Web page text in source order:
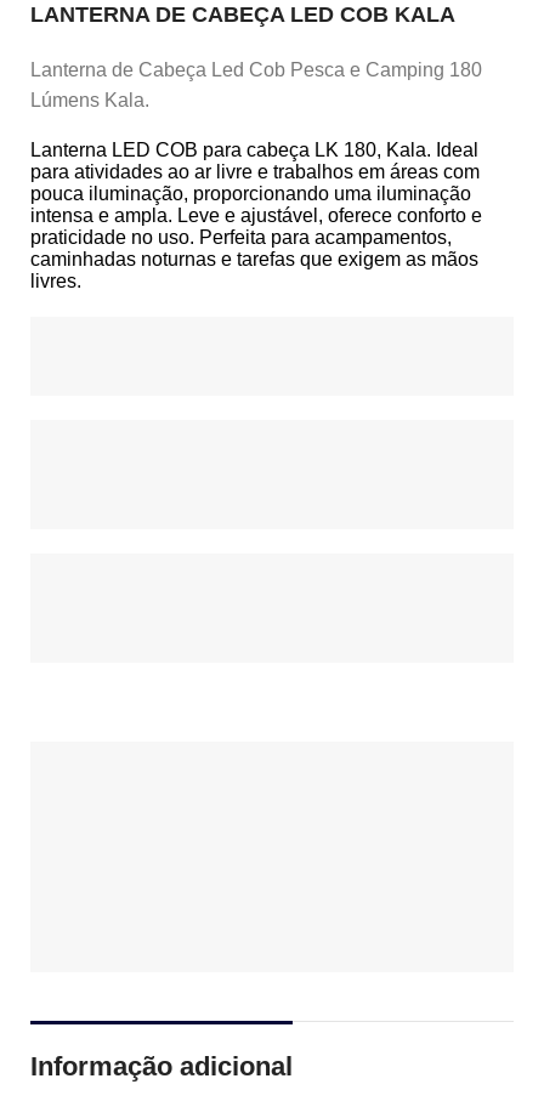
LANTERNA DE CABEÇA LED COB KALA
Lanterna de Cabeça Led Cob Pesca e Camping 180
Lúmens Kala.
Lanterna LED COB para cabeça LK 180, Kala. Ideal
para atividades ao ar livre e trabalhos em áreas com
pouca iluminação, proporcionando uma iluminação
intensa e ampla. Leve e ajustável, oferece conforto e
praticidade no uso. Perfeita para acampamentos,
caminhadas noturnas e tarefas que exigem as mãos
livres.
Informação adicional